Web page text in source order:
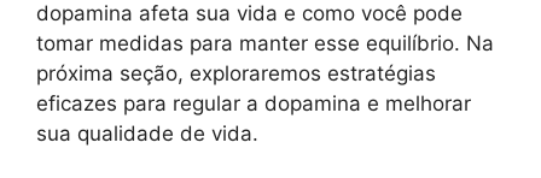
dopamina afeta sua vida e como você pode
tomar medidas para manter esse equilíbrio. Na
próxima seção, exploraremos estratégias
eficazes para regular a dopamina e melhorar
sua qualidade de vida.